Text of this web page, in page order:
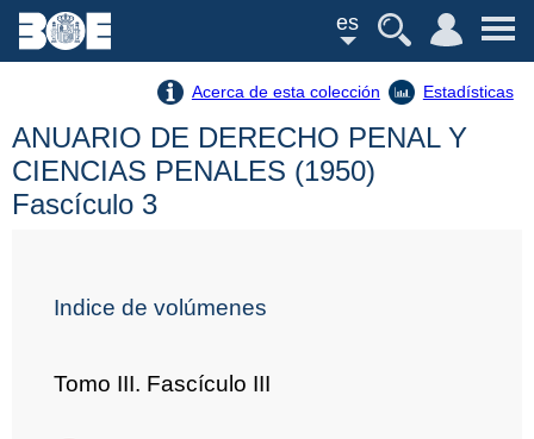
es
Acerca de esta colección Estadísticas
ANUARIO DE DERECHO PENAL Y
CIENCIAS PENALES (1950)
Fascículo 3
Indice de volúmenes
Tomo III. Fascículo III